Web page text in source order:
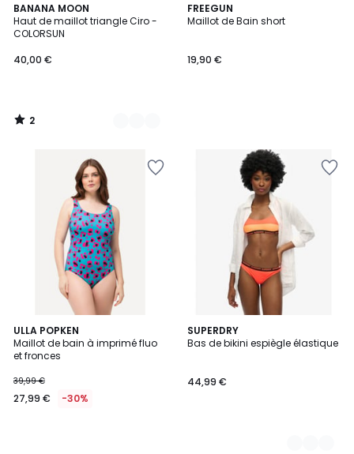
BANANA MOON
Haut de maillot triangle Ciro -
COLORSUN
40,00 €
2
/
5
5
Couleurs
2
/
FREEGUN
Maillot de Bain short
19,90 €
ULLA POPKEN
Maillot de bain à imprimé fluo
et fronces
39,99 €
27,99 € -30%
SUPERDRY
Bas de bikini espiègle élastique
44,99 €
2
Couleurs